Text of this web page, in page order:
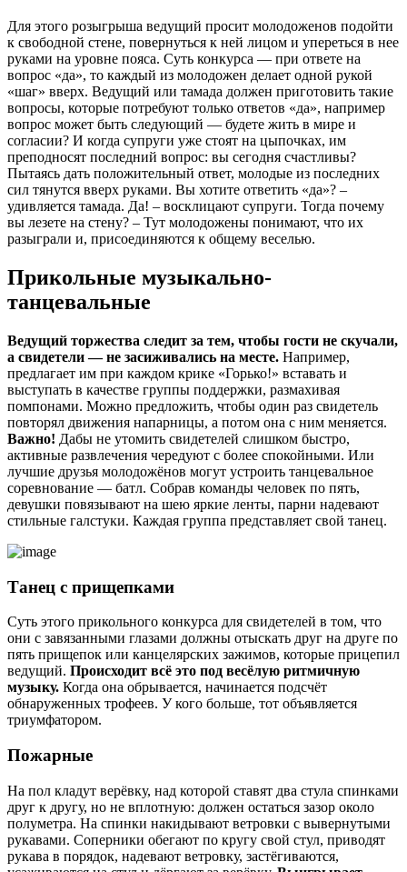
Для этого розыгрыша ведущий просит молодоженов подойти
к свободной стене, повернуться к ней лицом и упереться в нее
руками на уровне пояса. Суть конкурса — при ответе на
вопрос «да», то каждый из молодожен делает одной рукой
«шаг» вверх. Ведущий или тамада должен приготовить такие
вопросы, которые потребуют только ответов «да», например
вопрос может быть следующий — будете жить в мире и
согласии? И когда супруги уже стоят на цыпочках, им
преподносят последний вопрос: вы сегодня счастливы?
Пытаясь дать положительный ответ, молодые из последних
сил тянутся вверх руками. Вы хотите ответить «да»? –
удивляется тамада. Да! – восклицают супруги. Тогда почему
вы лезете на стену? – Тут молодожены понимают, что их
разыграли и, присоединяются к общему веселью.
Прикольные музыкально-
танцевальные
Ведущий торжества следит за тем, чтобы гости не скучали,
а свидетели — не засиживались на месте. Например,
предлагает им при каждом крике «Горько!» вставать и
выступать в качестве группы поддержки, размахивая
помпонами. Можно предложить, чтобы один раз свидетель
повторял движения напарницы, а потом она с ним меняется.
Важно! Дабы не утомить свидетелей слишком быстро,
активные развлечения чередуют с более спокойными. Или
лучшие друзья молодожёнов могут устроить танцевальное
соревнование — батл. Собрав команды человек по пять,
девушки повязывают на шею яркие ленты, парни надевают
стильные галстуки. Каждая группа представляет свой танец.
Танец с прищепками
Суть этого прикольного конкурса для свидетелей в том, что
они с завязанными глазами должны отыскать друг на друге по
пять прищепок или канцелярских зажимов, которые прицепил
ведущий. Происходит всё это под весёлую ритмичную
музыку. Когда она обрывается, начинается подсчёт
обнаруженных трофеев. У кого больше, тот объявляется
триумфатором.
Пожарные
На пол кладут верёвку, над которой ставят два стула спинками
друг к другу, но не вплотную: должен остаться зазор около
полуметра. На спинки накидывают ветровки с вывернутыми
рукавами. Соперники обегают по кругу свой стул, приводят
рукава в порядок, надевают ветровку, застёгиваются,